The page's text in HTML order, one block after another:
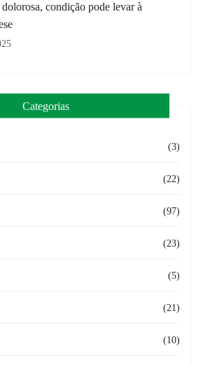
condição pode levar à
Categorias
(3)
(22)
(97)
(23)
(5)
(21)
(10)